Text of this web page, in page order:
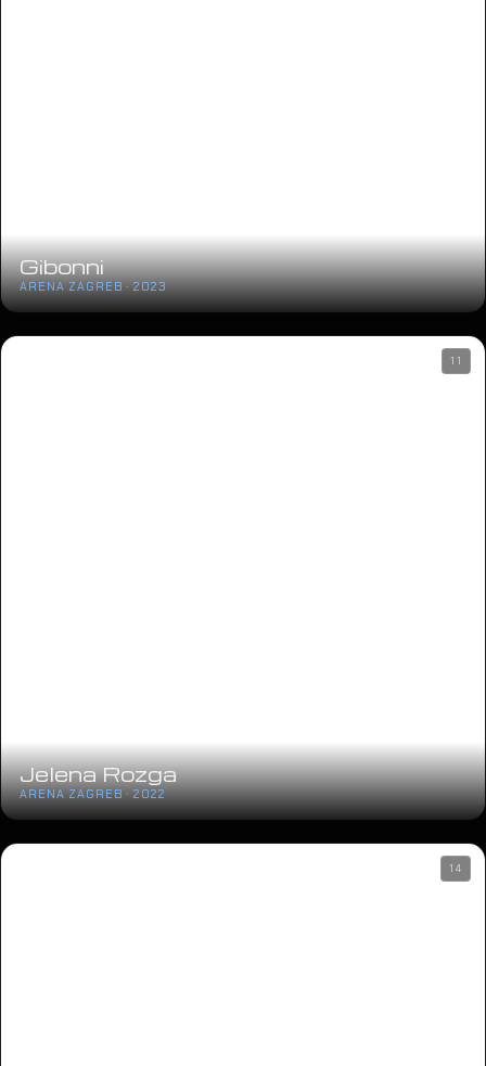
Gibonni
ARENA ZAGREB · 2023
Jelena Rozga
ARENA ZAGREB · 2022
11
14